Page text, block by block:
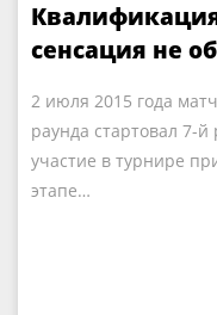
сенсация не
2 июля 2015 года
раунда стартовал 7-
участие в турнире
этапе…